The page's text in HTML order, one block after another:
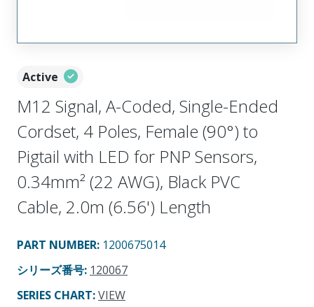
Active
M12 Signal, A-Coded, Single-Ended
Cordset, 4 Poles, Female (90°) to
Pigtail with LED for PNP Sensors,
0.34mm² (22 AWG), Black PVC
Cable, 2.0m (6.56') Length
PART NUMBER: 1200675014
シリーズ番号: 120067
SERIES CHART:VIEW